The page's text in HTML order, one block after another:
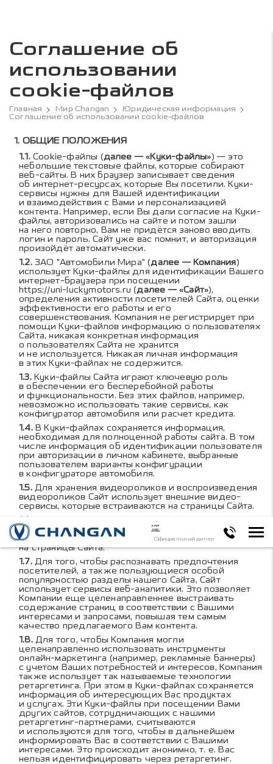
Официальный дилер
Соглашение об
использовании
cookie-файлов
Главная Мир Changan
Юридическая информация
Соглашение об использовании cookie-файлов
Содержание
ОБЩИЕ ПОЛОЖЕНИЯ
Cookie-файлы (далее — «Куки-файлы») — это
небольшие текстовые файлы, которые собирают
веб-сайты. В них браузер записывает сведения
об интернет-ресурсах, которые Вы посетили. Куки-
сервисы нужны для Вашей идентификации
и взаимодействия с Вами и персонализацией
контента. Например, если Вы дали согласие на Куки-
файлы, авторизовались на сайте и потом зашли
на него повторно, Вам не придётся заново вводить
логин и пароль. Сайт уже вас помнит, и авторизация
произойдёт автоматически.
ЗАО "Автомобили Мира" (далее — Компания)
использует Куки-файлы для идентификации Вашего
интернет-браузера при посещении
https://uni-luckymotors.ru (далее — «Сайт»),
определения активности посетителей Сайта, оценки
эффективности его работы и его
совершенствования. Компания не регистрирует при
помощи Куки-файлов информацию о пользователях
Сайта, никакая конкретная информация
о пользователях Сайта не хранится
и не используется. Никакая личная информация
в этих Куки-файлах не содержится.
Куки-файлы Сайта играют ключевую роль
в обеспечении его бесперебойной работы
и функциональности. Без этих файлов, например,
невозможно использовать такие сервисы, как
конфигуратор автомобиля или расчет кредита.
В Куки-файлах сохраняется информация,
необходимая для полноценной работы сайта. В том
числе информация об идентификации пользователя
при авторизации в личном кабинете, выбранные
пользователем варианты конфигурации
в конфигураторе автомобиля.
Для хранения видеороликов и воспроизведения
видеороликов Сайт использует внешние видео-
сервисы, которые встраиваются на страницы Сайта.
на карте Сайт использует внешние
картографические сервисы, которые встраиваются
на страницы Сайта.
Для того, чтобы распознавать предпочтения
посетителей, а также пользующиеся особой
популярностью разделы нашего Сайта, Сайт
использует сервисы веб-аналитики. Это позволяет
Компании еще целенаправленнее выстраивать
содержание страниц в соответствии с Вашими
интересами и запросами, повышая тем самым
качество предлагаемого Вам контента.
Для того, чтобы Компания могли
целенаправленно использовать инструменты
онлайн-маркетинга (например, рекламные баннеры)
с учетом Ваших потребностей и интересов, Компания
также использует так называемые технологии
ретаргетинга. При этом в Куки-файлах сохраняется
информация об интересующих Вас продуктах
и услугах. Эти Куки-файлы при посещении Вами
других сайтов, сотрудничающих с нашими
ретаргетинг-партнерами, считываются
и используются для того, чтобы в дальнейшем
информировать Вас в соответствии с Вашими
интересами. Это происходит анонимно, т. е. Вас
нельзя идентифицировать через ретаргетинг.